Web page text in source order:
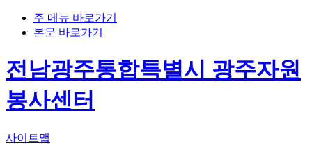
주 메뉴 바로가기
본문 바로가기
전남광주통합특별시 광주자원
봉사센터
사이트맵